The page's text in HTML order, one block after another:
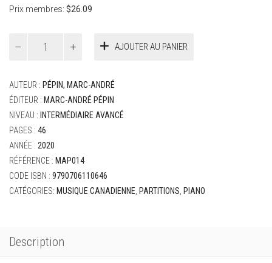
Prix membres: $26.09
André
-
Hibernation
AJOUTER AU PANIER
AUTEUR : PÉPIN, MARC-ANDRÉ
ÉDITEUR : MARC-ANDRÉ PÉPIN
NIVEAU : INTERMÉDIAIRE AVANCÉ
PAGES : 46
ANNÉE : 2020
RÉFÉRENCE : MAP014
CODE ISBN : 9790706110646
CATÉGORIES: MUSIQUE CANADIENNE, PARTITIONS, PIANO
Description